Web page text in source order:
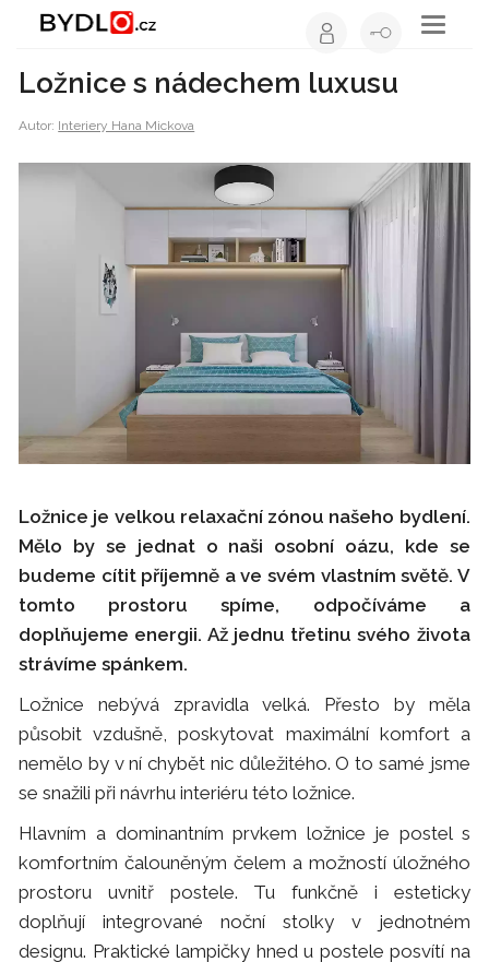
Toggle
Ložnice s nádechem luxusu
Autor: Interiery Hana Mickova
Ložnice je velkou relaxační zónou našeho bydlení.
Mělo by se jednat o naši osobní oázu, kde se
budeme cítit příjemně a ve svém vlastním světě. V
tomto prostoru spíme, odpočíváme a
doplňujeme energii. Až jednu třetinu svého života
strávíme spánkem.
Ložnice nebývá zpravidla velká. Přesto by měla
působit vzdušně, poskytovat maximální komfort a
nemělo by v ní chybět nic důležitého. O to samé jsme
se snažili při návrhu interiéru této ložnice.
Hlavním a dominantním prvkem ložnice je postel s
komfortním čalouněným čelem a možností úložného
prostoru uvnitř postele. Tu funkčně i esteticky
doplňují integrované noční stolky v jednotném
designu. Praktické lampičky hned u postele posvítí na